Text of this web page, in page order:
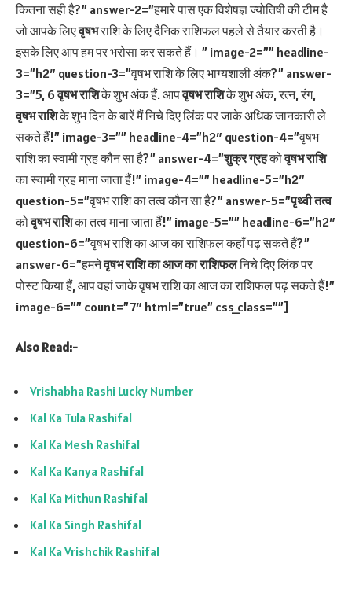
कितना सही है?” answer-2=”हमारे पास एक विशेषज्ञ ज्योतिषी की टीम है
जो आपके लिएवृषभराशि के लिए दैनिक राशिफल पहले से तैयार करती है।
इसके लिए आप हम पर भरोसा कर सकते हैं। ” image-2=”” headline-
3=”h2″ question-3=”वृषभ राशि के लिए भाग्यशाली अंक?” answer-
3=”5, 6वृषभ राशिके शुभ अंक हैं. आपवृषभ राशिके शुभ अंक, रत्न, रंग,
वृषभ राशिके शुभ दिन के बारें मैं निचे दिए लिंक पर जाके अधिक जानकारी ले
सकते हैं!” image-3=”” headline-4=”h2″ question-4=”वृषभ
राशि का स्वामी ग्रह कौन सा है?” answer-4=”शुक्र ग्रहकोवृषभ राशि
का स्वामी ग्रह माना जाता हैं!” image-4=”” headline-5=”h2″
question-5=”वृषभ राशि का तत्व कौन सा है?” answer-5=”पृथ्वी तत्व
कोवृषभ राशिका तत्व माना जाता हैं!” image-5=”” headline-6=”h2″
question-6=”वृषभ राशि का आज का राशिफल कहाँ पढ़ सकते हैं?”
answer-6=”हमनेवृषभ राशि का आज का राशिफलनिचे दिए लिंक पर
पोस्ट किया हैं, आप वहां जाके वृषभ राशि का आज का राशिफल पढ़ सकते हैं!”
image-6=”” count=”7″ html=”true” css_class=””]
Also Read:-
Vrishabha Rashi Lucky Number
Kal Ka Tula Rashifal
Kal Ka Mesh Rashifal
Kal Ka Kanya Rashifal
Kal Ka Mithun Rashifal
Kal Ka Singh Rashifal
Kal Ka Vrishchik Rashifal